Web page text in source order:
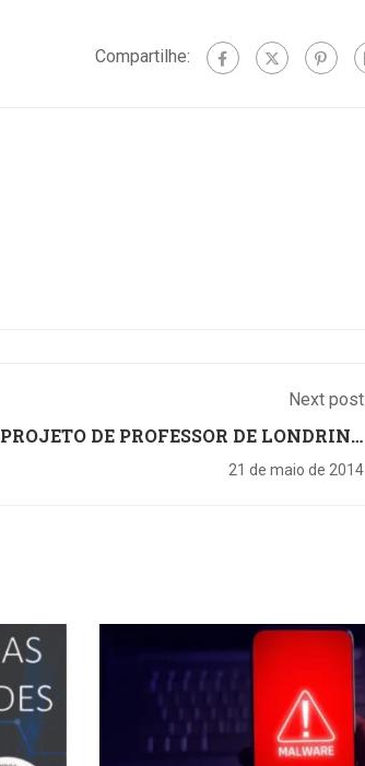
Compartilhe:
Next post
PROJETO DE PROFESSOR DE LONDRINA
21 de maio de 2014
de enunciados em